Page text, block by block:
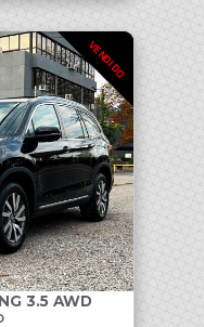
VENDIDO
3.5 AWD